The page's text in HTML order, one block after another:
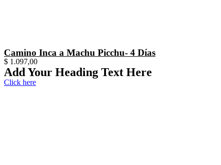
Camino Inca a Machu Picchu- 4 Días
$ 1.097,00
Add Your Heading Text Here
Click here